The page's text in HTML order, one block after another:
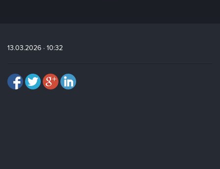
13.03.2026 · 10:32